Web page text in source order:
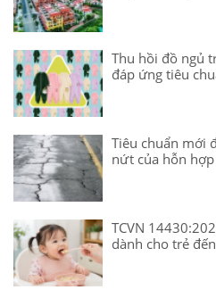
Thu hồi đồ ngủ
đáp ứng tiêu
Tiêu chuẩn mới
nứt của hỗn
TCVN
dành cho trẻ